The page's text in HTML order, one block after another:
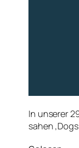
In unserer
sahen